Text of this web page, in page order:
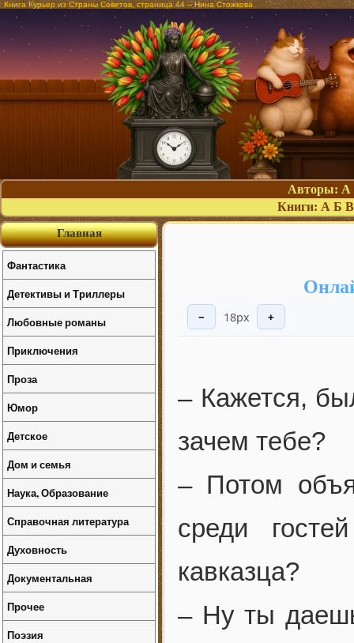
Книга Курьер из Страны Советов, страница 44 – Нина Стожкова
Авторы: А
Книги: А Б В
− 18px +
– Кажется,
зачем тебе?
– Потом
среди
кавказца?
– Ну ты
Главная
Фантастика
Детективы и Триллеры
Любовные романы
Приключения
Проза
Юмор
Детское
Дом и семья
Наука, Образование
Справочная литература
Духовность
Документальная
Прочее
Поэзия